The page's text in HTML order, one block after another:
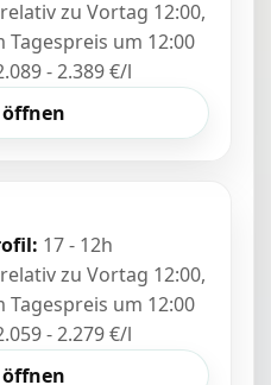
zu Vortag 12:00,
Tagespreis um 12:00
- 2.389 €/l
17 - 12h
zu Vortag 12:00,
Tagespreis um 12:00
- 2.279 €/l